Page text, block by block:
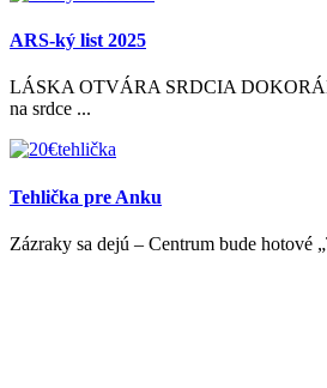
ARS-ký list 2025
LÁSKA OTVÁRA SRDCIA
na srdce ...
Tehlička pre Anku
Zázraky sa dejú – Centrum bude hotové